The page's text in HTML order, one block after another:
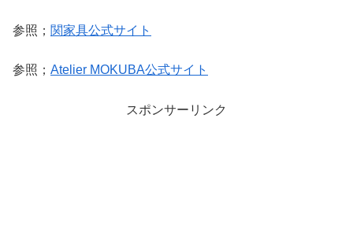
参照； 関家具公式サイト
参照； Atelier MOKUBA公式サイト
スポンサーリンク